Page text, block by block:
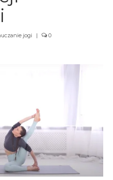
jogi | 0